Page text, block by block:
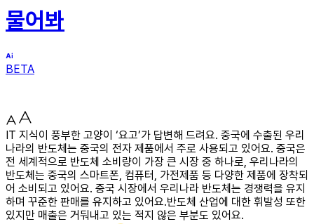
물어봐
BETA
IT 지식이 풍부한 고양이 ‘요고’가 답변해 드려요. 중국에 수출된 우리
나라의 반도체는 중국의 전자 제품에서 주로 사용되고 있어요. 중국은
전 세계적으로 반도체 소비량이 가장 큰 시장 중 하나로, 우리나라의
반도체는 중국의 스마트폰, 컴퓨터, 가전제품 등 다양한 제품에 장착되
어 소비되고 있어요. 중국 시장에서 우리나라 반도체는 경쟁력을 유지
하며 꾸준한 판매를 유지하고 있어요.반도체 산업에 대한 휘발성 또한
있지만 매출은 거둬내고 있는 적지 않은 부분도 있어요.